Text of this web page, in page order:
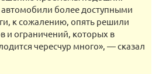
более доступными
к сожалению, опять решили
и ограничений, которых в
чересчур много», — сказал